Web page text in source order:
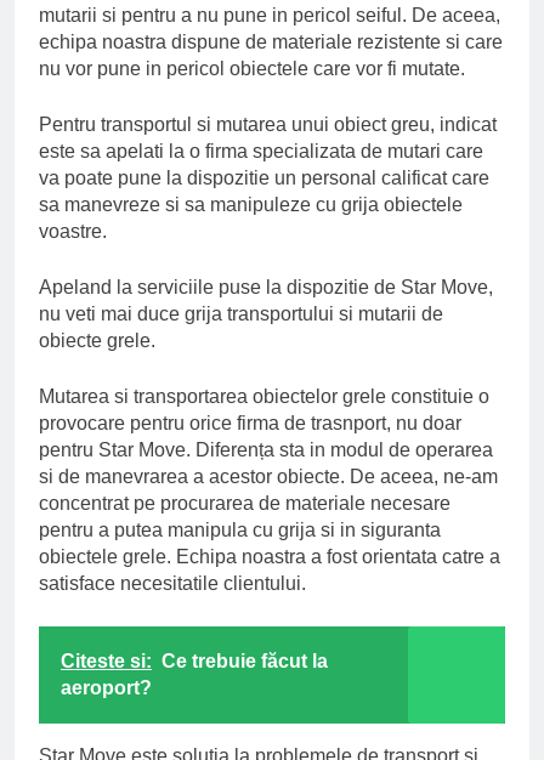
mutarii si pentru a nu pune in pericol seiful. De aceea,
echipa noastra dispune de materiale rezistente si care
nu vor pune in pericol obiectele care vor fi mutate.
Pentru transportul si mutarea unui obiect greu, indicat
este sa apelati la o firma specializata de mutari care
va poate pune la dispozitie un personal calificat care
sa manevreze si sa manipuleze cu grija obiectele
voastre.
Apeland la serviciile puse la dispozitie de Star Move,
nu veti mai duce grija transportului si mutarii de
obiecte grele.
Mutarea si transportarea obiectelor grele constituie o
provocare pentru orice firma de trasnport, nu doar
pentru Star Move. Diferența sta in modul de operarea
si de manevrarea a acestor obiecte. De aceea, ne-am
concentrat pe procurarea de materiale necesare
pentru a putea manipula cu grija si in siguranta
obiectele grele. Echipa noastra a fost orientata catre a
satisface necesitatile clientului.
Citeste si: Ce trebuie făcut la
aeroport?
Star Move este solutia la problemele de transport si